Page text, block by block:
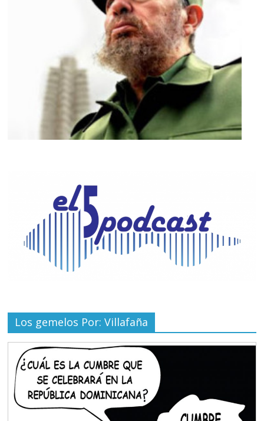
Los gemelos Por: Villafaña